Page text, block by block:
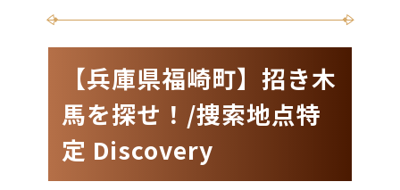
【兵庫県福崎町】招き木
馬を探せ！/捜索地点特
定 Discovery